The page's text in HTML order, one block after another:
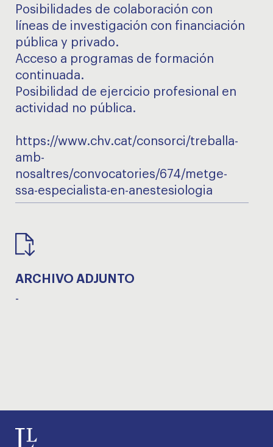
Posibilidades de colaboración con
líneas de investigación con financiación
pública y privado.
Acceso a programas de formación
continuada.
Posibilidad de ejercicio profesional en
actividad no pública.
https://www.chv.cat/consorci/treballa-
amb-
nosaltres/convocatories/674/metge-
ssa-especialista-en-anestesiologia
ARCHIVO ADJUNTO
-